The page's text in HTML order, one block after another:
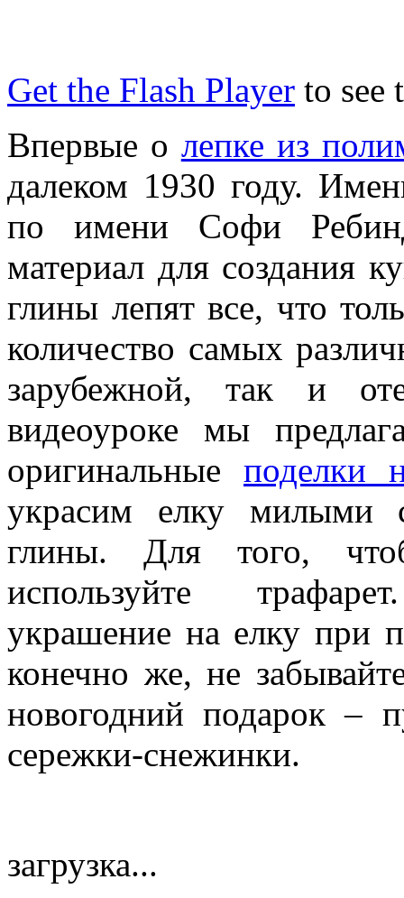
Get the Flash Player to see
Впервые о лепке из
далеком 1930 году.
по имени Софи
материал для создания
глины лепят все, что
количество самых
зарубежной, так и
видеоуроке мы
оригинальные поделки
украсим елку милыми
глины. Для того,
используйте
украшение на елку при
конечно же, не
новогодний подарок –
сережки-снежинки.
загрузка...